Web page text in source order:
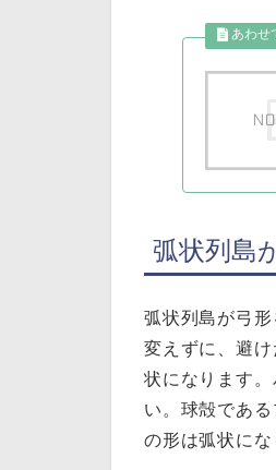
弧状列島
弧状列島が弓
変えずに、避
状になります
い。球殻であ
の形は弧状にな